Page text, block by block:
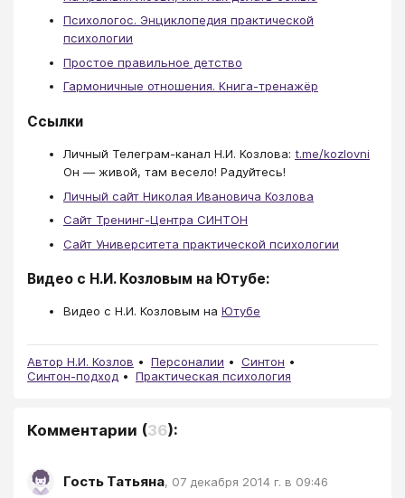
Психологос. Энциклопедия практической
психологии
Простое правильное детство
Гармоничные отношения. Книга-тренажёр
Ссылки
Личный Телеграм-канал Н.И. Козлова: t.me/kozlovni
Он — живой, там весело! Радуйтесь!
Личный сайт Николая Ивановича Козлова
Сайт Тренинг-Центра СИНТОН
Сайт Университета практической психологии
Видео с Н.И. Козловым на Ютубе:
Видео с Н.И. Козловым на Ютубе
Автор Н.И. Козлов Персоналии
Синтон
Синтон-подход
Практическая психология
Комментарии (36):
Гость Татьяна, 07 декабря 2014 г. в 09:46